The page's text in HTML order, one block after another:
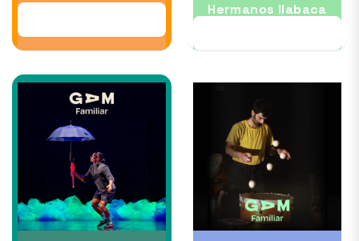
Hermanos Ilabaca